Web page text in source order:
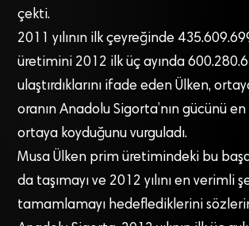
çekti.
2011 yılının ilk çeyreğinde
üretimini 2012 ilk üç ayında
ulaştırdıklarını ifade eden Ülken,
oranın Anadolu Sigorta’nın gücünü
ortaya koyduğunu vurguladı.
Musa Ülken prim üretimindeki bu
da taşımayı ve 2012 yılını en verimli
tamamlamayı hedeflediklerini